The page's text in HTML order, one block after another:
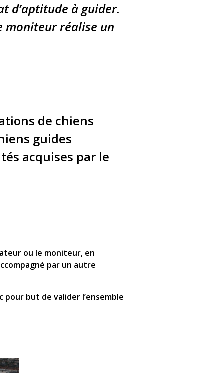
d’aptitude à guider.
moniteur réalise un
de chiens
guides
acquises par le
ou le moniteur, en
par un autre
but de valider l’ensemble